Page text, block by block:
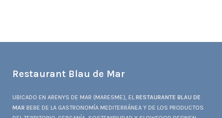
Restaurant Blau de Mar
UBICADO EN ARENYS DE MAR (MARESME), ELRESTAURANTE BLAU DE
MAR BEBE DE LA GASTRONOMÍA MEDITERRÁNEA Y DE LOS PRODUCTOS